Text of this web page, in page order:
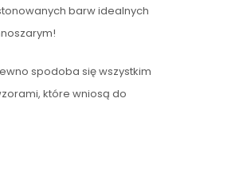
barw idealnych
spodoba się wszystkim
które wniosą do